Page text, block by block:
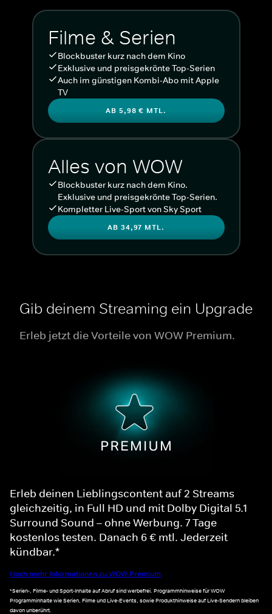
Filme & Serien
Blockbuster kurz nach dem Kino
Exklusive und preisgekrönte Top-Serien
Auch im günstigen Kombi-Abo mit Apple
TV
AB 5,98 € MTL.
Alles von WOW
Blockbuster kurz nach dem Kino.
Exklusive und preisgekrönte Top-Serien.
Kompletter Live-Sport von Sky Sport
AB 34,97 MTL.
Gib deinem Streaming ein Upgrade
Erleb jetzt die Vorteile von WOW Premium.
Erleb deinen Lieblingscontent auf 2 Streams
gleichzeitig, in Full HD und mit Dolby Digital 5.1
Surround Sound – ohne Werbung. 7 Tage
kostenlos testen. Danach 6 € mtl. Jederzeit
kündbar.*
Noch mehr Informationen zu WOW Premium
*Serien-, Filme- und Sport-Inhalte auf Abruf sind werbefrei. Programmhinweise für WOW
Programminhalte wie Serien, Filme und Live-Events, sowie Produkthinweise auf Live-Sendern bleiben
davon unberührt.